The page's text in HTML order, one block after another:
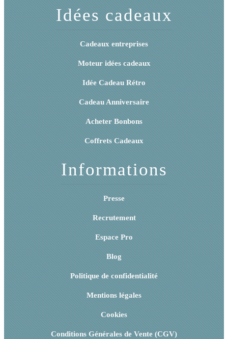
Idées cadeaux
Cadeaux entreprises
Moteur idées cadeaux
Idée Cadeau Rétro
Cadeau Anniversaire
Acheter Bonbons
Coffrets Cadeaux
Informations
Presse
Recrutement
Espace Pro
Blog
Politique de confidentialité
Mentions légales
Cookies
Conditions Générales de Vente (CGV)